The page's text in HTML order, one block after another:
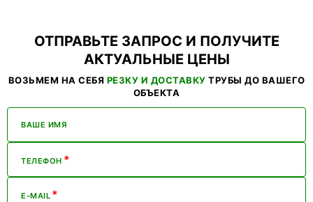
ОТПРАВЬТЕ ЗАПРОС И ПОЛУЧИТЕ
АКТУАЛЬНЫЕ ЦЕНЫ
ВОЗЬМЕМ НА СЕБЯ РЕЗКУ И ДОСТАВКУ ТРУБЫ ДО ВАШЕГО
ОБЪЕКТА
ВАШЕ ИМЯ
ТЕЛЕФОН *
E-MAIL *